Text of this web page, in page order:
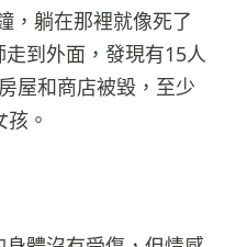
，躺在那裡就像死了
到外面，發現有15人
屋和商店被毀，至少
。